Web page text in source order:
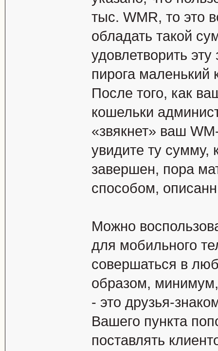
тыс. WMR, то это
обладать такой
удовлетворить
пирога маленький
После того, как
кошельки
«звякнет» ваш
увидите ту сумму,
завершен, пора
способом,
Можно
для мобильного
совершаться в
образом,
- это друзья-
Вашего пункта
поставлять